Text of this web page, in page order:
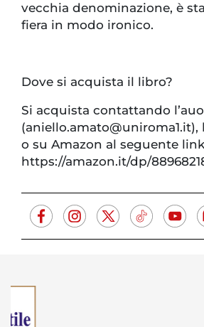
vecchia denominazione, è
fiera in modo ironico.
Dove si acquista il libro?
Si acquista contattando
(aniello.amato@uniroma1.it),
o su Amazon al seguente
https://amazon.it/dp/